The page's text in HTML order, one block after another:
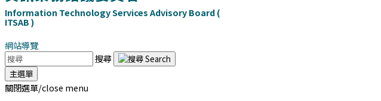
Information Technology Services Advisory Board (
ITSAB )
網站導覽
搜尋
主選單
關閉選單/close menu